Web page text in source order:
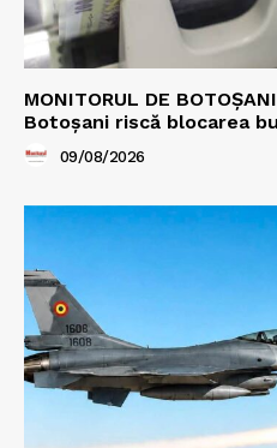
MONITORUL DE
Botoșani riscă blocarea
09/08/2026